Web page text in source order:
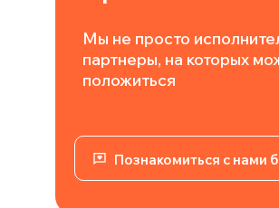
Мы не просто
партнеры, на которых
положиться
Познакомиться с нами
100 млн.
500 млн.